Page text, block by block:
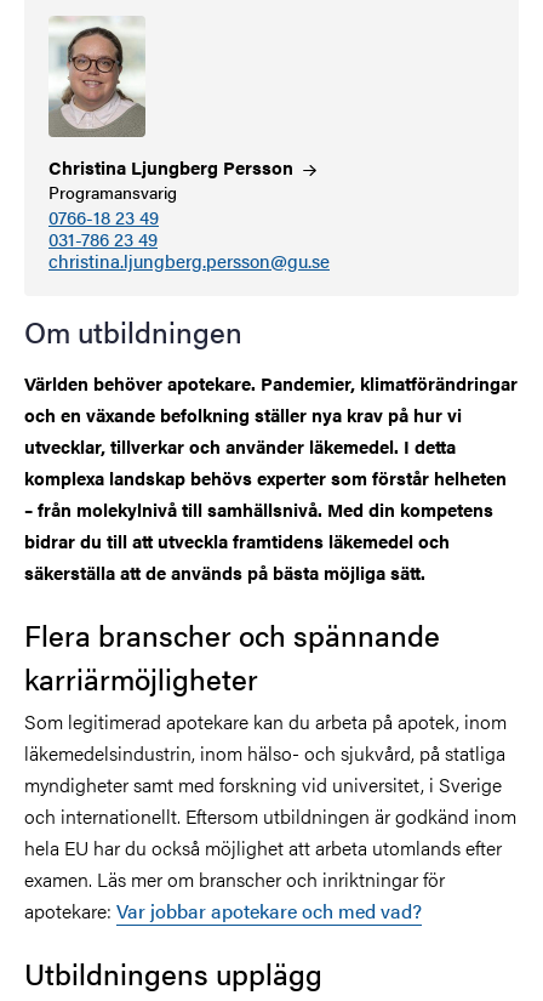
Christina Ljungberg Persson
Programansvarig
0766-18 23 49
031-786 23 49
christina.ljungberg.persson@gu.se
Om utbildningen
Världen behöver apotekare. Pandemier, klimatförändringar
och en växande befolkning ställer nya krav på hur vi
utvecklar, tillverkar och använder läkemedel. I detta
komplexa landskap behövs experter som förstår helheten
– från molekylnivå till samhällsnivå. Med din kompetens
bidrar du till att utveckla framtidens läkemedel och
säkerställa att de används på bästa möjliga sätt.
Flera branscher och spännande
karriärmöjligheter
Som legitimerad apotekare kan du arbeta på apotek, inom
läkemedelsindustrin, inom hälso- och sjukvård, på statliga
myndigheter samt med forskning vid universitet, i Sverige
och internationellt. Eftersom utbildningen är godkänd inom
hela EU har du också möjlighet att arbeta utomlands efter
examen. Läs mer om branscher och inriktningar för
apotekare: Var jobbar apotekare och med vad?
Utbildningens upplägg